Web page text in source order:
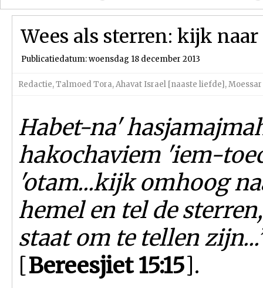
Wees als sterren: kijk
Publicatiedatum: woensdag 18 december 2013
Redactie,Talmoed Tora,Ahavat Israel [naaste liefde],
Habet-na'
hakochaviem 'iem-
'otam...kijk omhoog
hemel en tel de
staat om te tellen
[Bereesjiet 15:15].